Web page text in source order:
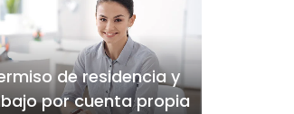
de residencia y
por cuenta propia